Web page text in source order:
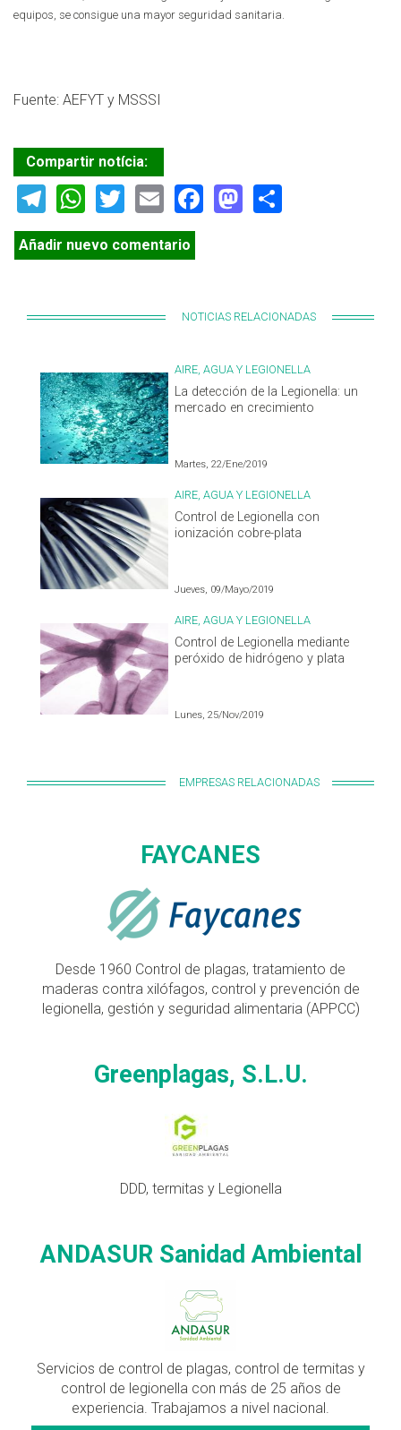
equipos, se consigue una mayor seguridad sanitaria.
Fuente: AEFYT y MSSSI
Compartir notícia:
Telegram
WhatsApp
TwitterEmailFacebook
Mastodon
Añadir nuevo comentario
NOTICIAS RELACIONADAS
AIRE, AGUA Y LEGIONELLA
La detección de la Legionella: un
mercado en crecimiento
Martes, 22/Ene/2019
AIRE, AGUA Y LEGIONELLA
Control de Legionella con
ionización cobre-plata
Jueves, 09/Mayo/2019
AIRE, AGUA Y LEGIONELLA
Control de Legionella mediante
peróxido de hidrógeno y plata
Lunes, 25/Nov/2019
EMPRESAS RELACIONADAS
FAYCANES
Desde 1960 Control de plagas, tratamiento de
maderas contra xilófagos, control y prevención de
legionella, gestión y seguridad alimentaria (APPCC)
Greenplagas, S.L.U.
DDD, termitas y Legionella
ANDASUR Sanidad Ambiental
Servicios de control de plagas, control de termitas y
control de legionella con más de 25 años de
experiencia. Trabajamos a nivel nacional.